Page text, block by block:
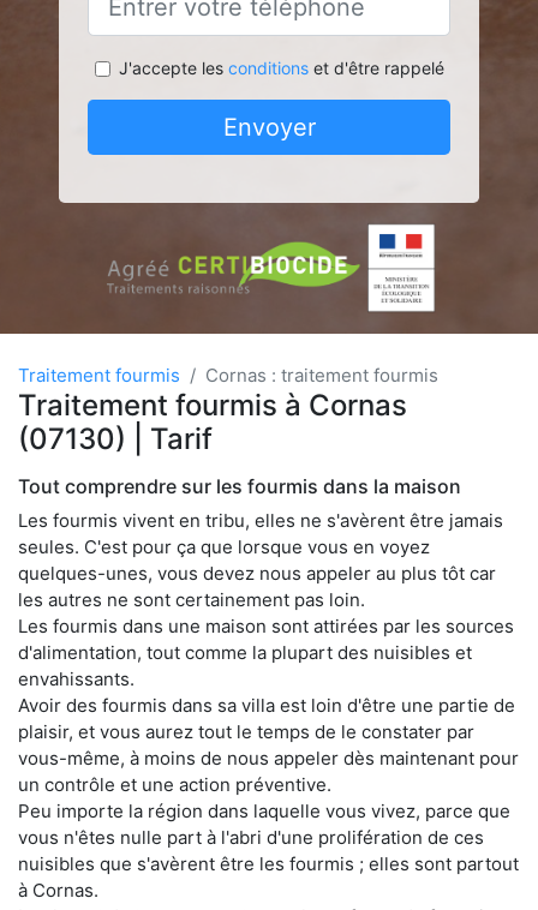
J'accepte les conditionset d'être rappelé
Envoyer
Traitement fourmis Cornas : traitement fourmis
Traitement fourmis à Cornas
(07130) | Tarif
Tout comprendre sur les fourmis dans la maison
Les fourmis vivent en tribu, elles ne s'avèrent être jamais
seules. C'est pour ça que lorsque vous en voyez
quelques-unes, vous devez nous appeler au plus tôt car
les autres ne sont certainement pas loin.
Les fourmis dans une maison sont attirées par les sources
d'alimentation, tout comme la plupart des nuisibles et
envahissants.
Avoir des fourmis dans sa villa est loin d'être une partie de
plaisir, et vous aurez tout le temps de le constater par
vous-même, à moins de nous appeler dès maintenant pour
un contrôle et une action préventive.
Peu importe la région dans laquelle vous vivez, parce que
vous n'êtes nulle part à l'abri d'une prolifération de ces
nuisibles que s'avèrent être les fourmis ; elles sont partout
à Cornas.